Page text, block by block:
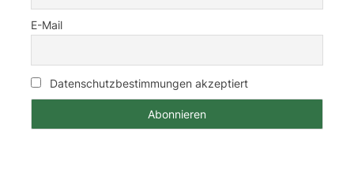
E-Mail
Datenschutzbestimmungen akzeptiert